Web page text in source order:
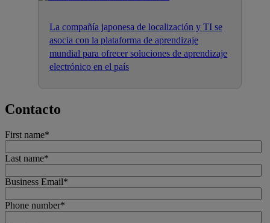
La compañía japonesa de localización y TI se
asocia con la plataforma de aprendizaje
mundial para ofrecer soluciones de aprendizaje
electrónico en el país
Contacto
First name*
Last name*
Business Email*
Phone number*